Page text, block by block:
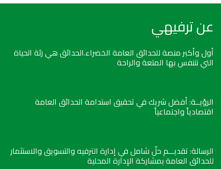
عن ترفيهي
أول وأكبر منصة للحدائق العامة الخضراء.الحدائق هي رئة الحياة
التي نتنفس بها المتعة والراحة
الرؤيــة: أفضل شريك في تحقيق استدامة الحدائق العامة
اقتصادياً واجتماعياً
الرسالة: تقديـــم حلّ شامل في إدارة الترفيه والتسويق والاستثمار
للحدائق العامة بمشاركة الإدارة المحلية